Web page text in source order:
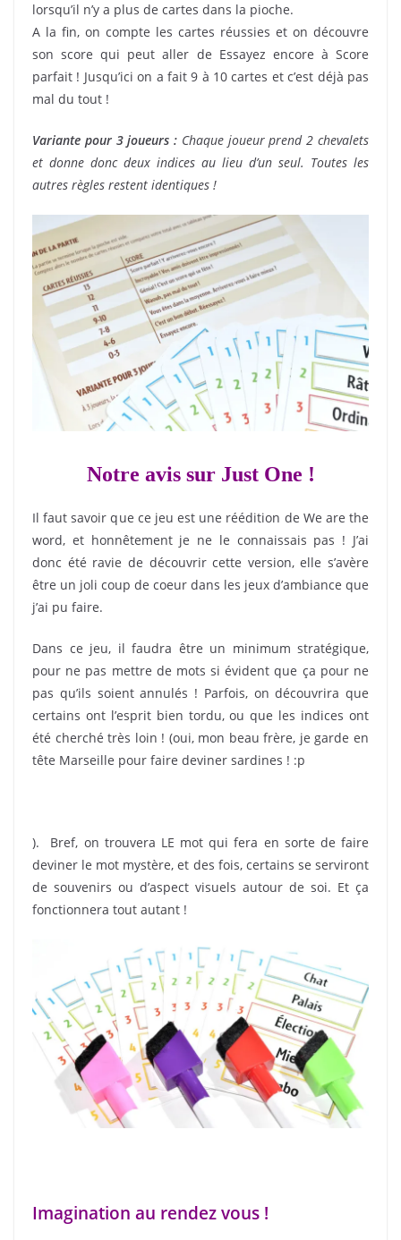
lorsqu’il n’y a plus de cartes dans la pioche.
A la fin, on compte les cartes réussies et on découvre
son score qui peut aller de Essayez encore à Score
parfait ! Jusqu’ici on a fait 9 à 10 cartes et c’est déjà pas
mal du tout !
Variante pour 3 joueurs : Chaque joueur prend 2 chevalets
et donne donc deux indices au lieu d’un seul. Toutes les
autres règles restent identiques !
Notre avis sur Just One !
Il faut savoir que ce jeu est une réédition de We are the
word, et honnêtement je ne le connaissais pas ! J’ai
donc été ravie de découvrir cette version, elle s’avère
être un joli coup de coeur dans les jeux d’ambiance que
j’ai pu faire.
Dans ce jeu, il faudra être un minimum stratégique,
pour ne pas mettre de mots si évident que ça pour ne
pas qu’ils soient annulés ! Parfois, on découvrira que
certains ont l’esprit bien tordu, ou que les indices ont
été cherché très loin ! (oui, mon beau frère, je garde en
tête Marseille pour faire deviner sardines ! :p
). Bref, on trouvera LE mot qui fera en sorte de faire
deviner le mot mystère, et des fois, certains se serviront
de souvenirs ou d’aspect visuels autour de soi. Et ça
fonctionnera tout autant !
Imagination au rendez vous !